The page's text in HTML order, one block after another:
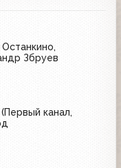
Останкино,
Збруев
канал,